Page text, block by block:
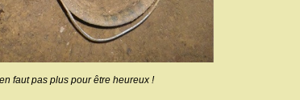
faut pas plus pour être heureux !